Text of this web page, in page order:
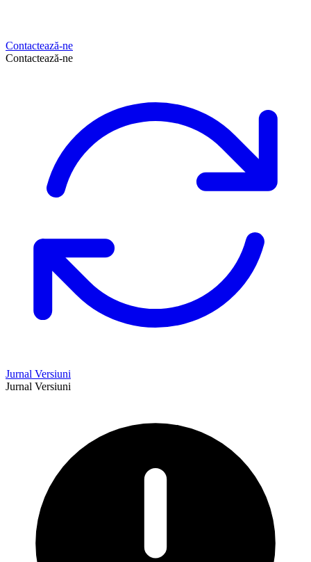
Contactează-ne
Contactează-ne
Jurnal Versiuni
Jurnal Versiuni